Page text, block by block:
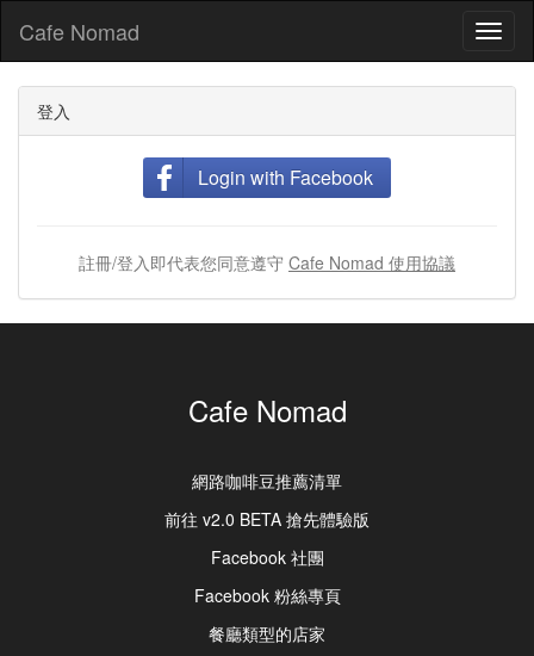
Cafe Nomad
登入
Login with Facebook
註冊/登入即代表您同意遵守 Cafe Nomad 使用協議
Cafe Nomad
網路咖啡豆推薦清單
前往 v2.0 BETA 搶先體驗版
Facebook 社團
Facebook 粉絲專頁
餐廳類型的店家